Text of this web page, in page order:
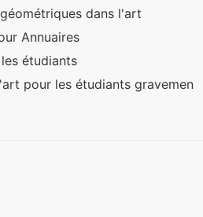
dans l'art
Annuaires
étudiants
pour les étudiants gravemen